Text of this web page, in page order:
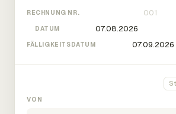
RECHNUNG NR.
DATUM
FÄLLIGKEITSDATUM
VON